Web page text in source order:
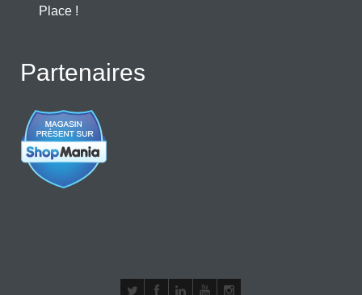
Place !
Partenaires